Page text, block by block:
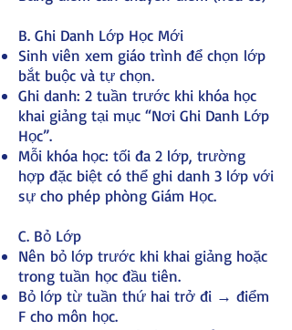
B. Ghi Danh Lớp Học Mới
Sinh viên xem giáo trình để chọn lớp
bắt buộc và tự chọn.
Ghi danh: 2 tuần trước khi khóa học
khai giảng tại mục “Nơi Ghi Danh Lớp
Học”.
Mỗi khóa học: tối đa 2 lớp, trường
hợp đặc biệt có thể ghi danh 3 lớp với
sự cho phép phòng Giám Học.
C. Bỏ Lớp
Nên bỏ lớp trước khi khai giảng hoặc
trong tuần học đầu tiên.
Bỏ lớp từ tuần thứ hai trở đi → điểm
F cho môn học.